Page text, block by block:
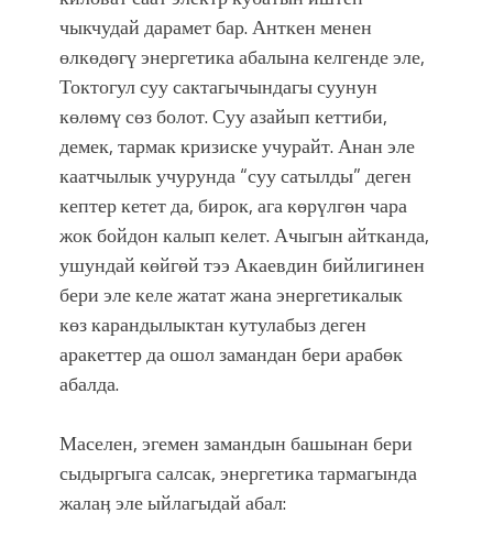
чыкчудай дарамет бар. Анткен менен
өлкөдөгү энергетика абалына келгенде эле,
Токтогул суу сактагычындагы суунун
көлөмү сөз болот. Суу азайып кеттиби,
демек, тармак кризиске учурайт. Анан эле
каатчылык учурунда “суу сатылды” деген
кептер кетет да, бирок, ага көрүлгөн чара
жок бойдон калып келет. Ачыгын айтканда,
ушундай көйгөй тээ Акаевдин бийлигинен
бери эле келе жатат жана энергетикалык
көз карандылыктан кутулабыз деген
аракеттер да ошол замандан бери арабөк
абалда.
Маселен, эгемен замандын башынан бери
сыдыргыга салсак, энергетика тармагында
жалаӊ эле ыйлагыдай абал: